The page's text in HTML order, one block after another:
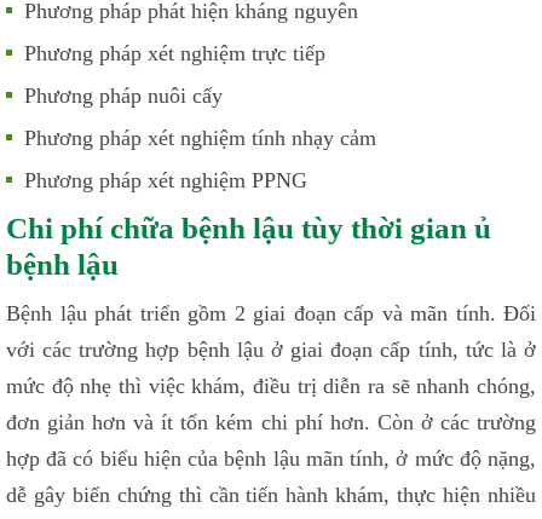
Phương pháp phát hiện kháng nguyên
Phương pháp xét nghiệm trực tiếp
Phương pháp nuôi cấy
Phương pháp xét nghiệm tính nhạy cảm
Phương pháp xét nghiệm PPNG
Chi phí chữa bệnh lậu tùy thời gian ủ
bệnh lậu
Bệnh lậu phát triển gồm 2 giai đoạn cấp và mãn tính. Đối
với các trường hợp bệnh lậu ở giai đoạn cấp tính, tức là ở
mức độ nhẹ thì việc khám, điều trị diễn ra sẽ nhanh chóng,
đơn giản hơn và ít tốn kém chi phí hơn. Còn ở các trường
hợp đã có biểu hiện của bệnh lậu mãn tính, ở mức độ nặng,
dễ gây biến chứng thì cần tiến hành khám, thực hiện nhiều